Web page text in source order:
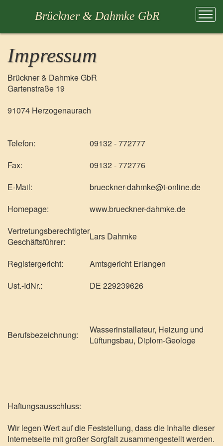
Brückner & Dahmke GbR
Impressum
Brückner & Dahmke GbR
Gartenstraße 19
91074 Herzogenaurach
Telefon:
09132 - 772777
Fax:
09132 - 772776
E-Mail:
brueckner-dahmke@t-online.de
Homepage:
www.brueckner-dahmke.de
Vertretungsberechtigter
Geschäftsführer:
Lars Dahmke
Registergericht:
Amtsgericht Erlangen
Ust.-IdNr.:
DE 229239626
Berufsbezeichnung:
Wasserinstallateur, Heizung und
Lüftungsbau, Diplom-Geologe
Haftungsausschluss:
Wir legen Wert auf die Feststellung, dass die Inhalte dieser
Internetseite mit großer Sorgfalt zusammengestellt werden.